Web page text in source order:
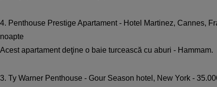
4. Penthouse Prestige Apartament - Hotel Martinez, Cannes,
noapte
Acest apartament deţine o baie turcească cu aburi - Hammam.
3. Ty Warner Penthouse - Gour Season hotel, New York -